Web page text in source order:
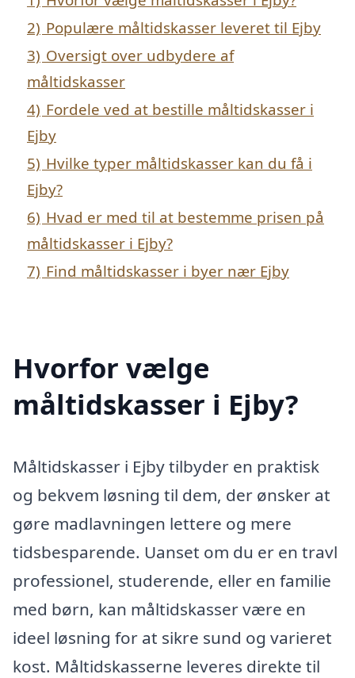
2) Populære måltidskasser leveret til Ejby
3) Oversigt over udbydere af
måltidskasser
4) Fordele ved at bestille måltidskasser i
Ejby
5) Hvilke typer måltidskasser kan du få i
Ejby?
6) Hvad er med til at bestemme prisen på
måltidskasser i Ejby?
7) Find måltidskasser i byer nær Ejby
Hvorfor vælge
måltidskasser i Ejby?
Måltidskasser i Ejby tilbyder en praktisk
og bekvem løsning til dem, der ønsker at
gøre madlavningen lettere og mere
tidsbesparende. Uanset om du er en travl
professionel, studerende, eller en familie
med børn, kan måltidskasser være en
ideel løsning for at sikre sund og varieret
kost. Måltidskasserne leveres direkte til